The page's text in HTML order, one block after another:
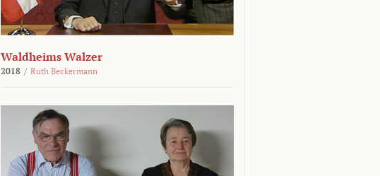
Waldheims Walzer
2018 / Ruth Beckermann